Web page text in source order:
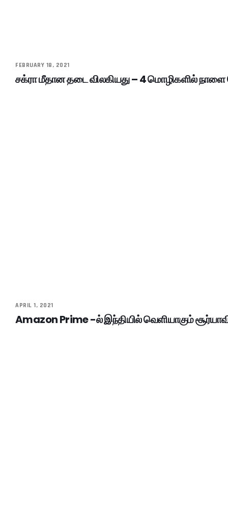
FEBRUARY 18, 2021
சக்ரா மீதான தடை விலகியது – 4 மொழிகளில் நாளை
APRIL 1, 2021
Amazon Prime -ல் இந்தியில் வெளியாகும்